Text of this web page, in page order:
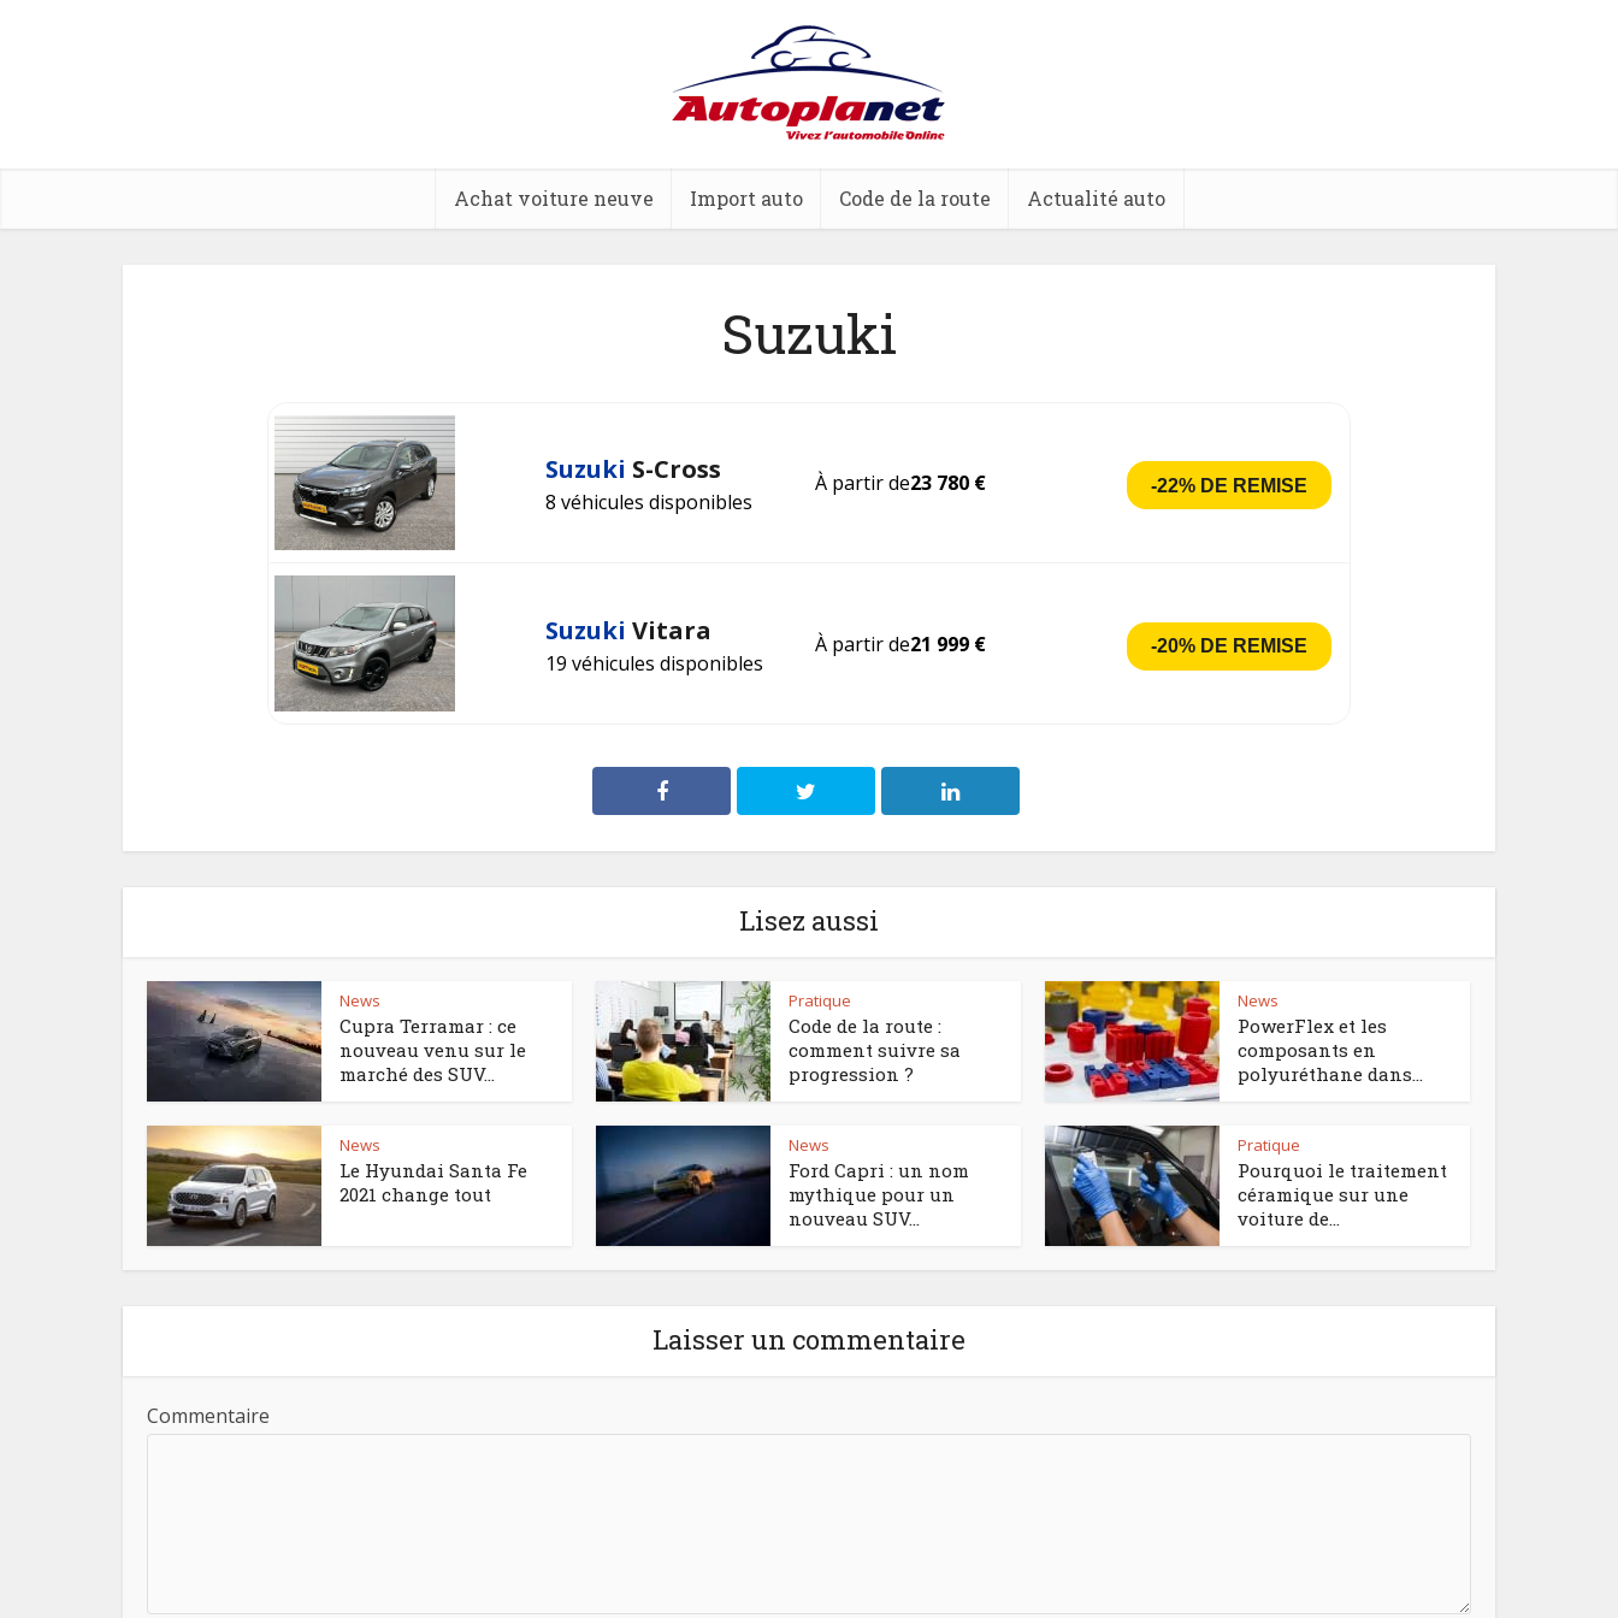
Achat voiture neuve Import auto Code de la route Actualité auto
Suzuki
Suzuki S-Cross
8 véhicules disponibles
À partir de23 780 € -22% DE REMISE
Suzuki Vitara
19 véhicules disponibles
À partir de21 999 € -20% DE REMISE
Lisez aussi
News
Cupra Terramar : ce
nouveau venu sur le
marché des SUV...
Pratique
Code de la route :
comment suivre sa
progression ?
News
PowerFlex et les
composants en
polyuréthane dans...
News
Le Hyundai Santa Fe
2021 change tout
News
Ford Capri : un nom
mythique pour un
nouveau SUV...
Pratique
Pourquoi le traitement
céramique sur une
voiture de...
Laisser un commentaire
Commentaire